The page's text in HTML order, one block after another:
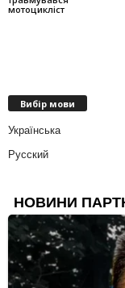
мотоцикліст
Вибір мови
Українська
Русский